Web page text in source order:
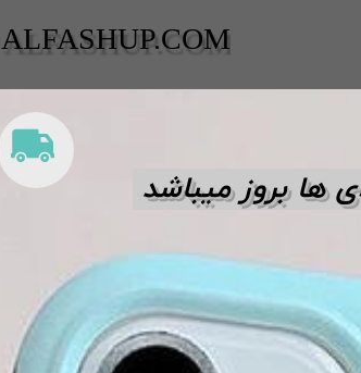
​​ALFASHUP.COM
ها بروز میباشد